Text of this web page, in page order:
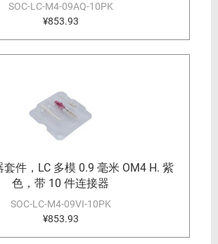
SOC-LC-M4-09AQ-10PK
¥853.93
件，LC 多模 0.9 毫米 OM4 H. 紫
色，带 10 件连接器
SOC-LC-M4-09VI-10PK
¥853.93